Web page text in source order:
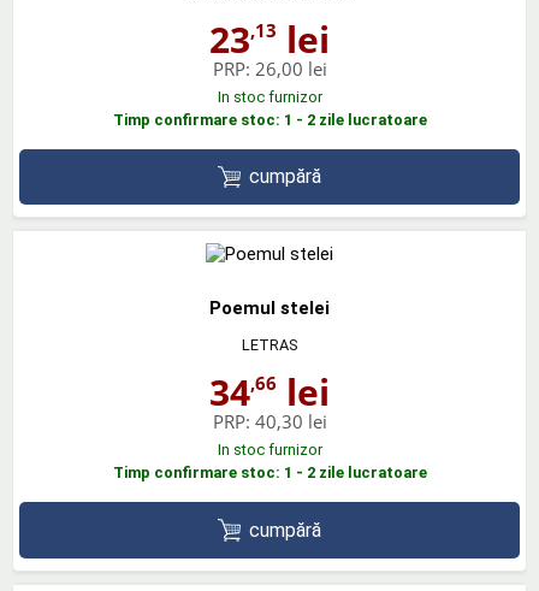
23,13 lei
PRP: 26,00 lei
In stoc furnizor
Timp confirmare stoc: 1 - 2 zile lucratoare
cumpără
Poemul stelei
LETRAS
34,66 lei
PRP: 40,30 lei
In stoc furnizor
Timp confirmare stoc: 1 - 2 zile lucratoare
cumpără